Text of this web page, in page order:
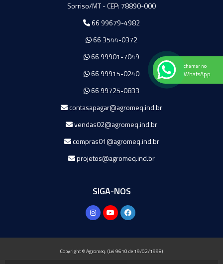
Sorriso/MT - CEP: 78890-000
66 99679-4982
66 3544-0372
66 99901-7049
66 99915-0240
66 99725-0833
contasapagar@agromeq.ind.br
vendas02@agromeq.ind.br
compras01@agromeq.ind.br
projetos@agromeq.ind.br
SIGA-NOS
Copyright © Agromeq. (Lei 9610 de 19/02/1998)
chamar no
WhatsApp